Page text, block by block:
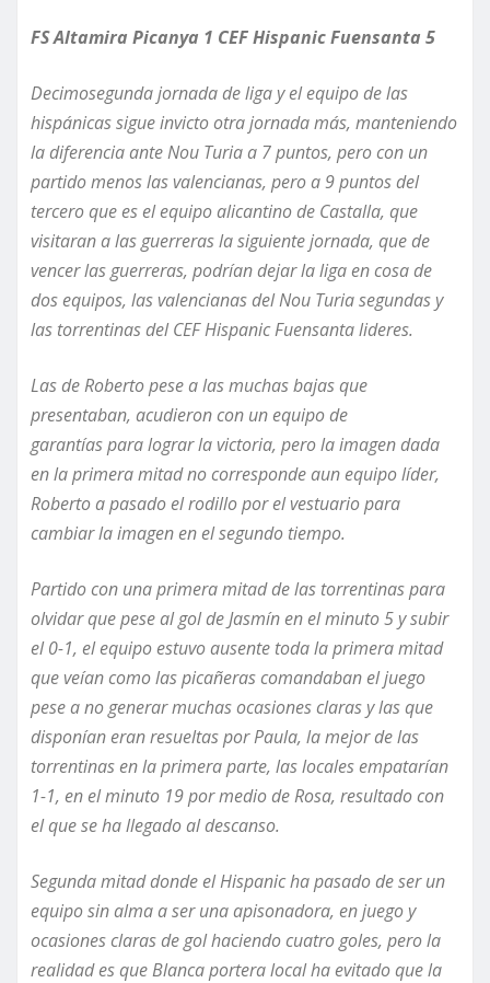
FS Altamira Picanya 1 CEF Hispanic Fuensanta 5
Decimosegunda jornada de liga y el equipo de las
hispánicas sigue invicto otra jornada más, manteniendo
la diferencia ante Nou Turia a 7puntos, pero con un
partido menoslas valencianas, pero a 9 puntos del
tercero que es el equipo alicantino de Castalla, que
visitaran a las guerrerasla siguiente jornada, quede
vencer las guerreras, podrían dejar la liga en cosa de
dos equipos, las valencianas del Nou Turia segundas y
las torrentinas del CEF Hispanic Fuensantalideres.
Las de Roberto pese a las muchas bajas que
presentaban, acudieron con un equipo de
garantíaspara lograrla victoria, pero la imagen dada
en la primera mitad nocorresponde aun equipo líder,
Roberto a pasado el rodillo por el vestuario para
cambiar la imagen en el segundo tiempo.
Partido con una primera mitad de las torrentinas para
olvidar que pese al gol de Jasmín en el minuto 5 y subir
el 0-1, el equipo estuvo ausente toda la primera mitad
que veían como las picañerascomandaban eljuego
pese a no generar muchas ocasiones claras y las que
disponían eran resueltas por Paula, la mejor de las
torrentinas en la primera parte, las locales empatarían
1-1, en el minuto 19por medio de Rosa, resultado con
el que se ha llegado al descanso.
Segunda mitad donde el Hispanic ha pasado de ser un
equipo sin alma a ser una apisonadora, en juego y
ocasiones claras de gol haciendo cuatro goles, pero la
realidad es que Blanca portera local ha evitado que la